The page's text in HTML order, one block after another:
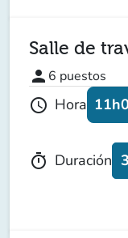
Salle de
person 6 puestos
schedule Hora
timer Duración